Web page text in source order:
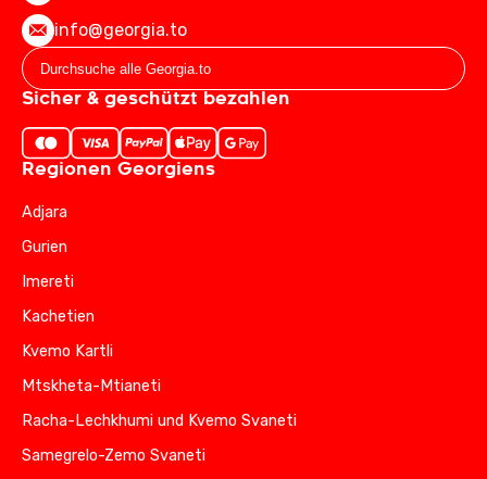
info@georgia.to
Sicher & geschützt bezahlen
Regionen Georgiens
Adjara
Gurien
Imereti
Kachetien
Kvemo Kartli
Mtskheta-Mtianeti
Racha-Lechkhumi und Kvemo Svaneti
Samegrelo-Zemo Svaneti